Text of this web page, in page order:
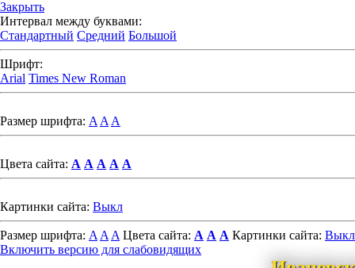
Закрыть
Интервал между буквами:
Стандартный Средний Большой
Шрифт:
Arial Times New Roman
Размер шрифта: A A A
Цвета сайта: A A A A A
Картинки сайта: Выкл
Размер шрифта: A A A Цвета сайта: A A A Картинки сайта: Выкл
Включить версию для слабовидящих